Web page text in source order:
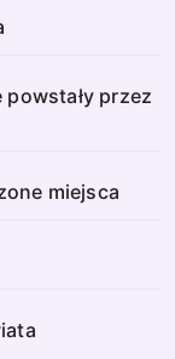
przez
miejsca